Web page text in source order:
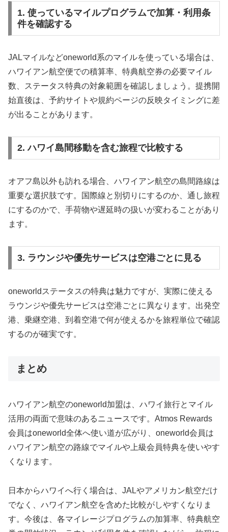
1. 使っているマイルプログラムで加算・利用条
件を確認する
JALマイルなどoneworld系のマイルを使っている場合は、
ハワイアン航空便での積算率、特典航空券の必要マイル
数、ステータス特典の対象範囲を確認しましょう。提携開
始直後は、予約サイトや規約ページの反映タイミングに差
が出ることがあります。
2. ハワイ島間移動を含む旅程で比較する
オアフ島以外も訪れる場合、ハワイアン航空の島間路線は
重要な選択肢です。国際線と別切りにするのか、通し旅程
にするのかで、手荷物や遅延時の扱いが変わることがあり
ます。
3. ラウンジや優先サービスは空港ごとに見る
oneworldステータスの特典は魅力ですが、実際に使える
ラウンジや優先サービスは空港ごとに異なります。出発空
港、乗継空港、到着空港で何が使えるかを旅程単位で確認
するのが確実です。
まとめ
ハワイアン航空のoneworld加盟は、ハワイ旅行とマイル
活用の両面で意味のあるニュースです。Atmos Rewards
会員はoneworld全体へ使い道が広がり、oneworld会員は
ハワイアン航空の路線でマイルや上級会員特典を使いやす
くなります。
日本からハワイへ行く場合は、JALやアメリカン航空だけ
でなく、ハワイアン航空を含めた比較がしやすくなりま
す。今後は、各マイレージプログラムの加算率、特典航空